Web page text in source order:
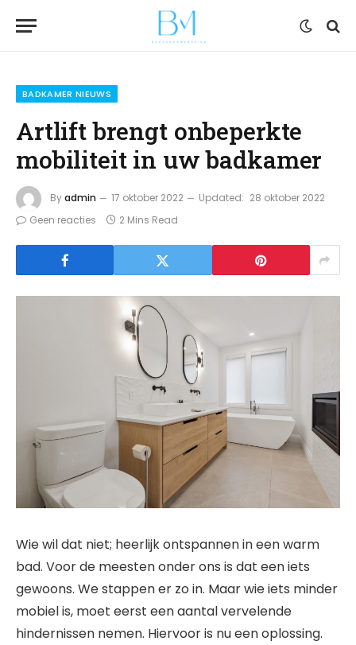
BADKAMER NIEUWS
Artlift brengt onbeperkte
mobiliteit in uw badkamer
Byadmin 17 oktober 2022 Updated: 28 oktober 2022
Geen reacties
2 Mins Read
Wie wil dat niet; heerlijk ontspannen in een warm
bad. Voor de meesten onder ons is dat een iets
gewoons. We stappen er zo in. Maar wie iets minder
mobiel is, moet eerst een aantal vervelende
hindernissen nemen. Hiervoor is nu een oplossing.